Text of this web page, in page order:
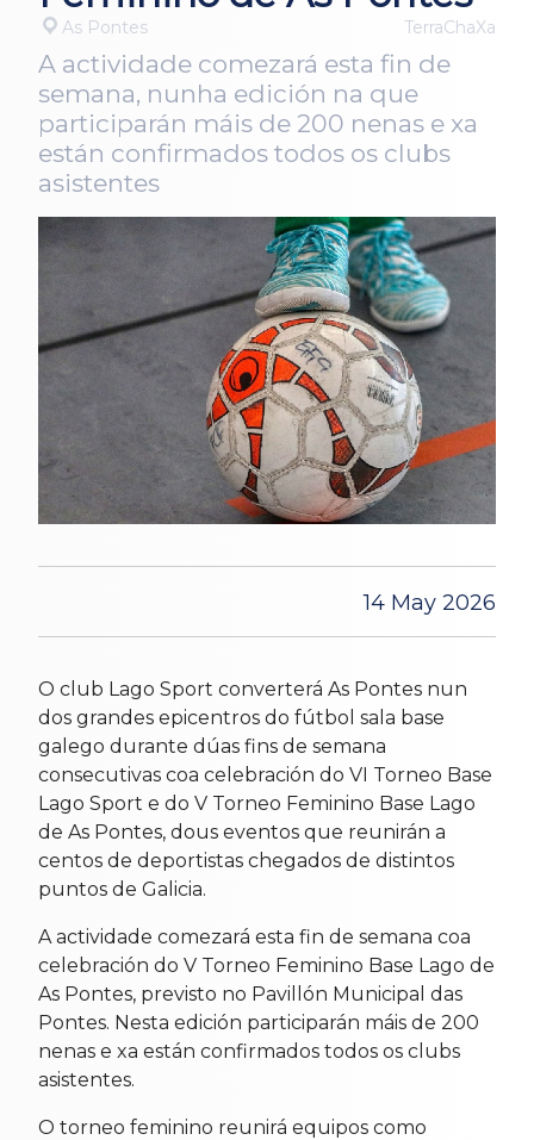
As Pontes TerraChaXa
A actividade comezará esta fin de
semana, nunha edición na que
participarán máis de 200 nenas e xa
están confirmados todos os clubs
asistentes
14 May 2026
O club Lago Sport converterá As Pontes nun
dos grandes epicentros do fútbol sala base
galego durante dúas fins de semana
consecutivas coa celebración do VI Torneo Base
Lago Sport e do V Torneo Feminino Base Lago
de As Pontes, dous eventos que reunirán a
centos de deportistas chegados de distintos
puntos de Galicia.
A actividade comezará esta fin de semana coa
celebración do V Torneo Feminino Base Lago de
As Pontes, previsto no Pavillón Municipal das
Pontes. Nesta edición participarán máis de 200
nenas e xa están confirmados todos os clubs
asistentes.
O torneo feminino reunirá equipos como